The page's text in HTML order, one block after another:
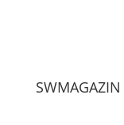
SWMAGAZIN